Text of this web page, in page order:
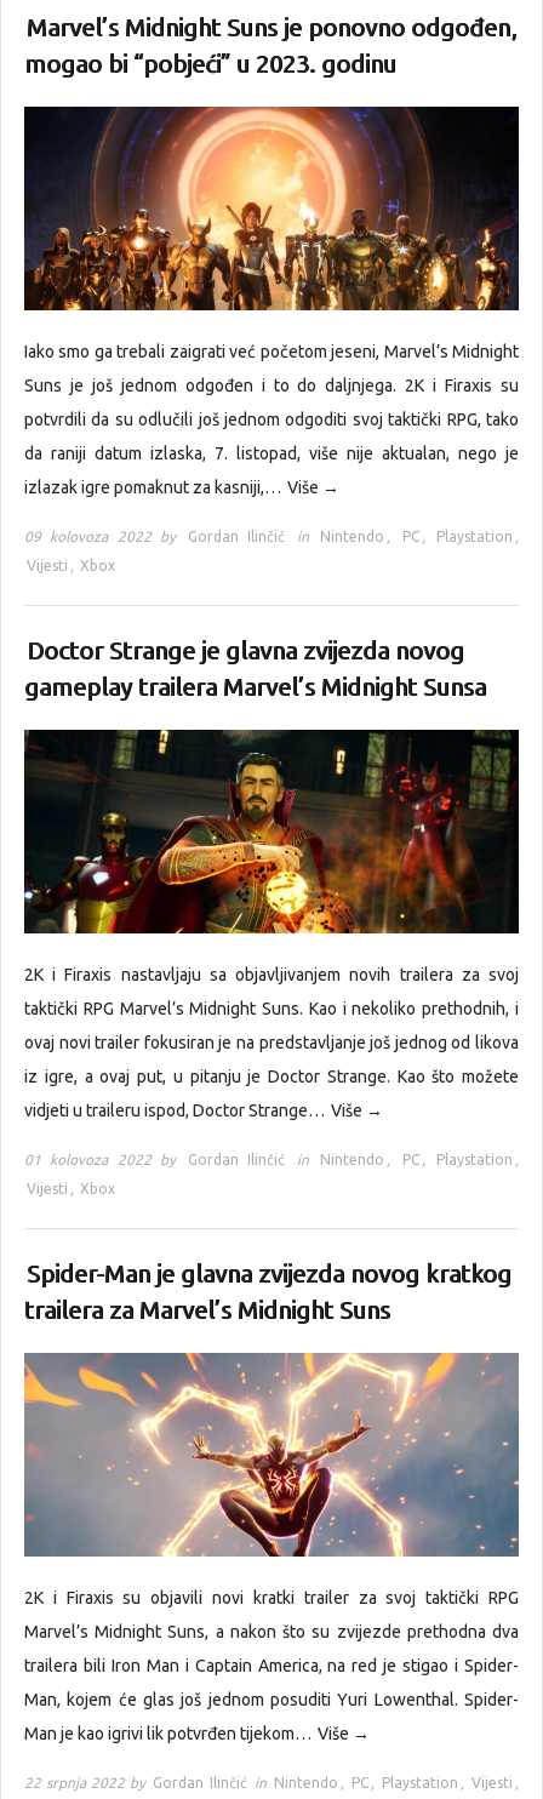
Marvel’s Midnight Suns je ponovno odgođen,
mogao bi “pobjeći” u 2023. godinu
Iako smo ga trebali zaigrati već početom jeseni, Marvel’s Midnight
Suns je još jednom odgođen i to do daljnjega. 2K i Firaxis su
potvrdili da su odlučili još jednom odgoditi svoj taktički RPG, tako
da raniji datum izlaska, 7. listopad, više nije aktualan, nego je
izlazak igre pomaknut za kasniji,… Više →
09 kolovoza 2022 by Gordan Ilinčić in Nintendo , PC , Playstation ,
Vijesti , Xbox
Doctor Strange je glavna zvijezda novog
gameplay trailera Marvel’s Midnight Sunsa
2K i Firaxis nastavljaju sa objavljivanjem novih trailera za svoj
taktički RPG Marvel’s Midnight Suns. Kao i nekoliko prethodnih, i
ovaj novi trailer fokusiran je na predstavljanje još jednog od likova
iz igre, a ovaj put, u pitanju je Doctor Strange. Kao što možete
vidjeti u traileru ispod, Doctor Strange… Više →
01 kolovoza 2022 by Gordan Ilinčić in Nintendo , PC , Playstation ,
Vijesti , Xbox
Spider-Man je glavna zvijezda novog kratkog
trailera za Marvel’s Midnight Suns
2K i Firaxis su objavili novi kratki trailer za svoj taktički RPG
Marvel’s Midnight Suns, a nakon što su zvijezde prethodna dva
trailera bili Iron Man i Captain America, na red je stigao i Spider-
Man, kojem će glas još jednom posuditi Yuri Lowenthal. Spider-
Man je kao igrivi lik potvrđen tijekom… Više →
22 srpnja 2022 by Gordan Ilinčić in Nintendo , PC , Playstation , Vijesti ,